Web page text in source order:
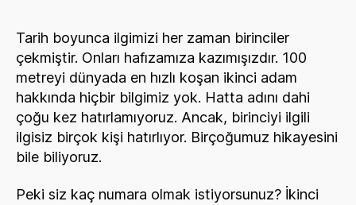
Tarih boyunca ilgimizi her zaman birinciler
çekmiştir. Onları hafızamıza kazımışızdır. 100
metreyi dünyada en hızlı koşan ikinci adam
hakkında hiçbir bilgimiz yok. Hatta adını dahi
çoğu kez hatırlamıyoruz. Ancak, birinciyi ilgili
ilgisiz birçok kişi hatırlıyor. Birçoğumuz hikayesini
bile biliyoruz.
Peki siz kaç numara olmak istiyorsunuz? İkinci